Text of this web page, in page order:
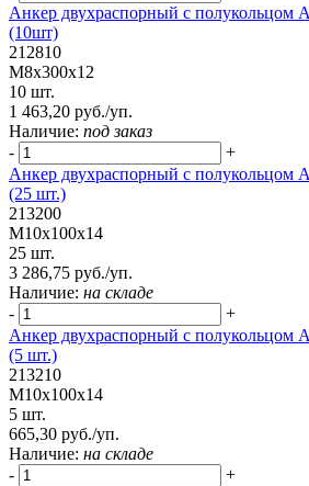
Анкер двухраспорный с полукольцом
(10шт)
212810
М8х300х12
10 шт.
1 463,20 руб./уп.
Наличие: под заказ
-
+
Анкер двухраспорный с полукольцом
(25 шт.)
213200
М10х100х14
25 шт.
3 286,75 руб./уп.
Наличие: на складе
-
+
Анкер двухраспорный с полукольцом
(5 шт.)
213210
М10х100х14
5 шт.
665,30 руб./уп.
Наличие: на складе
-
+